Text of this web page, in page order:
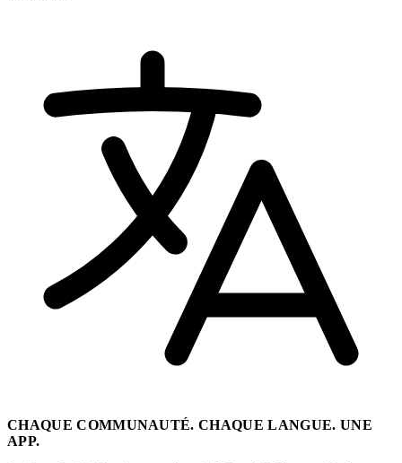
CHAQUE COMMUNAUTÉ. CHAQUE LANGUE. UNE
APP.